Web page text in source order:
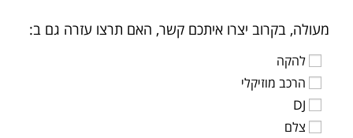
מעולה, בקרוב יצרו איתכם קשר, האם תרצו עזרה גם ב:
להקה
הרכב מוזיקלי
DJ
צלם